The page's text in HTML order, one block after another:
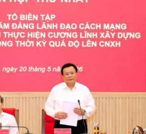
国际
旅游
友谊桥梁
史海
多功能媒体